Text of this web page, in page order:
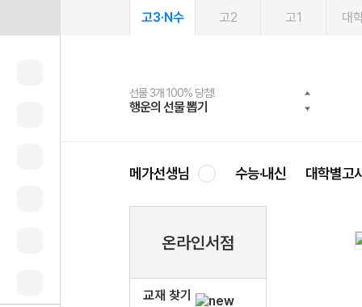
고3·N수 고2 고1 대
선물 3개 100% 당첨!
행운의 선물 뽑기
선물 100% 증정!
메가스터디 X 올리브
여름방학 스터디 캐시백
메가런 썸머스쿨
2027 러셀 단과
강사 공개선발
스마트러닝앱
설문 EVENT
메가패스
3일 무료 체험권
메가패스 수강생 무료혜택!
메가클럽 멤버십
사회공헌 캠페인
희망이룸 메가나눔
메가선생님 수능·내신 대학별고
온라인서점
교재 찾기